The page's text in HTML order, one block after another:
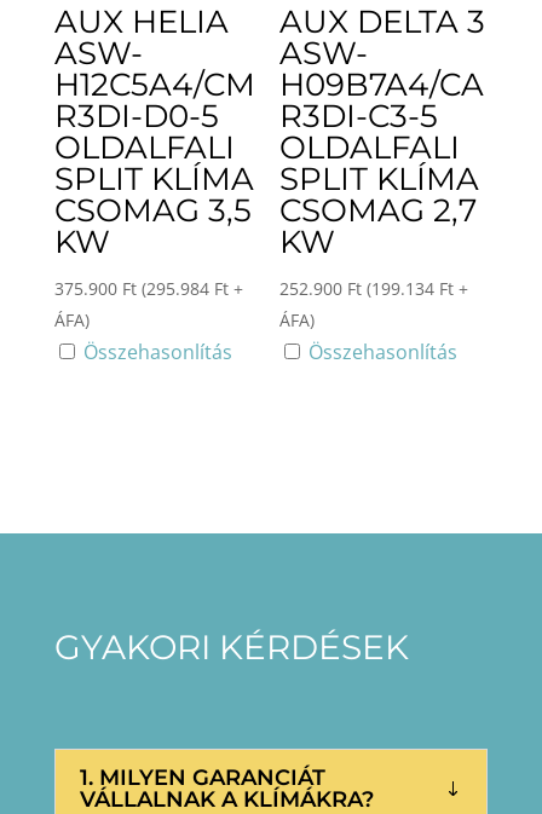
AUX HELIA
ASW-
H12C5A4/CM
R3DI-D0-5
OLDALFALI
SPLIT KLÍMA
CSOMAG 3,5
KW
375.900 Ft (295.984 Ft+
ÁFA)
Összehasonlítás
AUX DELTA 3
ASW-
H09B7A4/CA
R3DI-C3-5
OLDALFALI
SPLIT KLÍMA
CSOMAG 2,7
KW
252.900 Ft (199.134 Ft +
ÁFA)
Összehasonlítás
GYAKORI KÉRDÉSEK
1. MILYEN GARANCIÁT
VÁLLALNAK A KLÍMÁKRA?